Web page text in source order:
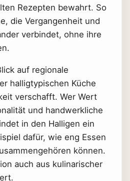
Rezepten bewahrt. So
die Vergangenheit und
verbindet, ohne ihre
auf regionale
halligtypischen Küche
verschafft. Wer Wert
und handwerkliche
in den Halligen ein
dafür, wie eng Essen
können.
auch aus kulinarischer